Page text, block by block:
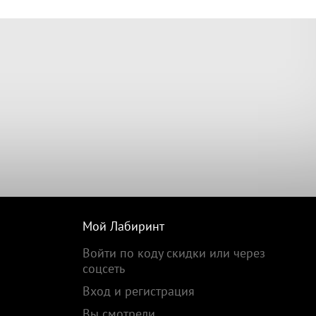
Мой Лабиринт
Войти по коду скидки или через
соцсеть
Вход и регистрация